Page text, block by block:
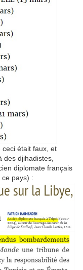
ceci était faux, et
des djihadistes,
diplomate français
pays) :